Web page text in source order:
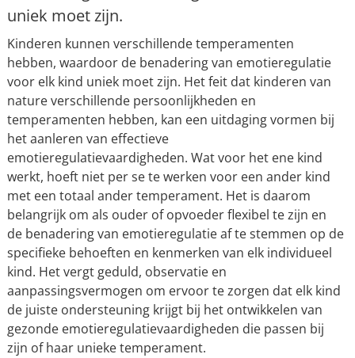
uniek moet zijn.
Kinderen kunnen verschillende temperamenten
hebben, waardoor de benadering van emotieregulatie
voor elk kind uniek moet zijn. Het feit dat kinderen van
nature verschillende persoonlijkheden en
temperamenten hebben, kan een uitdaging vormen bij
het aanleren van effectieve
emotieregulatievaardigheden. Wat voor het ene kind
werkt, hoeft niet per se te werken voor een ander kind
met een totaal ander temperament. Het is daarom
belangrijk om als ouder of opvoeder flexibel te zijn en
de benadering van emotieregulatie af te stemmen op de
specifieke behoeften en kenmerken van elk individueel
kind. Het vergt geduld, observatie en
aanpassingsvermogen om ervoor te zorgen dat elk kind
de juiste ondersteuning krijgt bij het ontwikkelen van
gezonde emotieregulatievaardigheden die passen bij
zijn of haar unieke temperament.